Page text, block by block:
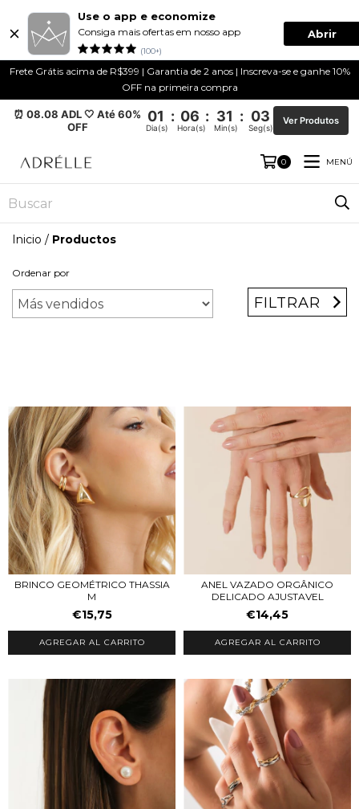
Use o app e economize
Consiga mais ofertas em nosso app
(100+)
Abrir
Frete Grátis acima de R$399 | Garantia de 2 anos | Inscreva-se e ganhe 10%
OFF na primeira compra
⏰ 08.08 ADL 🤍 Até 60%
OFF
01 : 06 : 31 : 03
Dia(s) Hora(s) Min(s) Seg(s)
Ver Produtos
0 MENÚ
Inicio / Productos
Ordenar por
FILTRAR
BRINCO GEOMÉTRICO THASSIA
M
€15,75
AGREGAR AL CARRITO
ANEL VAZADO ORGÂNICO
DELICADO AJUSTAVEL
€14,45
AGREGAR AL CARRITO